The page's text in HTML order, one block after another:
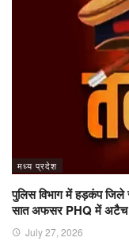
मध्य प्रदेश
पुलिस विभाग में हड़कंप
सात अफसर PHQ में अटैच
July 27, 2026